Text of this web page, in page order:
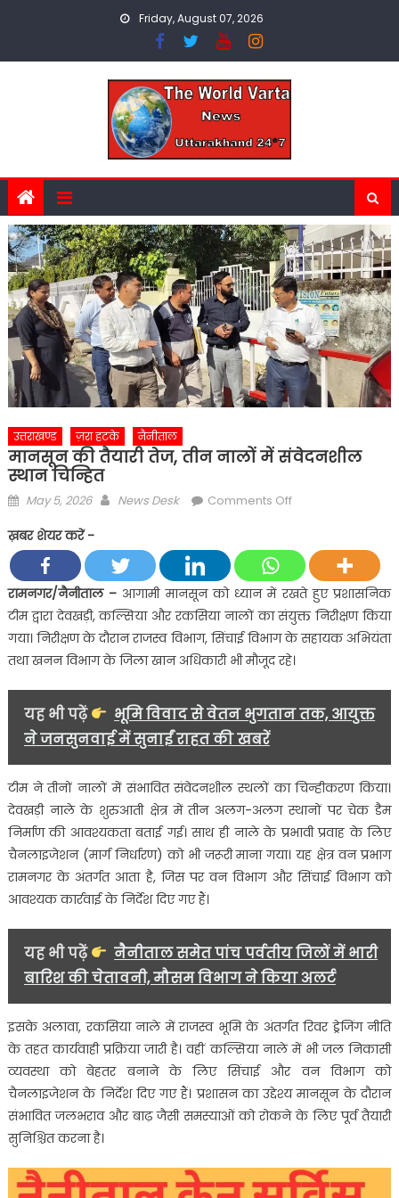
Friday, August 07, 2026
उत्तराखण्ड ज़रा हटके नैनीताल
मानसून की तैयारी तेज, तीन नालों में संवेदनशील
स्थान चिन्हित
Posted
May 5, 2026 Author
News Desk Comments Offon
तैयारी
तेज,
तीन
नालों
में
संवेदनशील
चिन्हित
ख़बर शेयर करें -
रामनगर/नैनीताल – आगामी मानसून को ध्यान में रखते हुए प्रशासनिक
टीम द्वारा देवखड़ी, कल्सिया और रकसिया नालों का संयुक्त निरीक्षण किया
गया। निरीक्षण के दौरान राजस्व विभाग, सिंचाई विभाग के सहायक अभियंता
तथा खनन विभाग के जिला खान अधिकारी भी मौजूद रहे।
यह भी पढ़ें
भूमि विवाद से वेतन भुगतान तक, आयुक्त
ने जनसुनवाई में सुनाईं राहत की खबरें
टीम ने तीनों नालों में संभावित संवेदनशील स्थलों का चिन्हीकरण किया।
देवखड़ी नाले के शुरुआती क्षेत्र में तीन अलग-अलग स्थानों पर चेक डैम
निर्माण की आवश्यकता बताई गई। साथ ही नाले के प्रभावी प्रवाह के लिए
चैनलाइजेशन (मार्ग निर्धारण) को भी जरूरी माना गया। यह क्षेत्र वन प्रभाग
रामनगर के अंतर्गत आता है, जिस पर वन विभाग और सिंचाई विभाग को
आवश्यक कार्रवाई के निर्देश दिए गए हैं।
यह भी पढ़ें
नैनीताल समेत पांच पर्वतीय जिलों में भारी
बारिश की चेतावनी, मौसम विभाग ने किया अलर्ट
इसके अलावा, रकसिया नाले में राजस्व भूमि के अंतर्गत रिवर ड्रेजिंग नीति
के तहत कार्यवाही प्रक्रिया जारी है। वहीं कल्सिया नाले में भी जल निकासी
व्यवस्था को बेहतर बनाने के लिए सिंचाई और वन विभाग को
चैनलाइजेशन के निर्देश दिए गए हैं। प्रशासन का उद्देश्य मानसून के दौरान
संभावित जलभराव और बाढ़ जैसी समस्याओं को रोकने के लिए पूर्व तैयारी
सुनिश्चित करना है।